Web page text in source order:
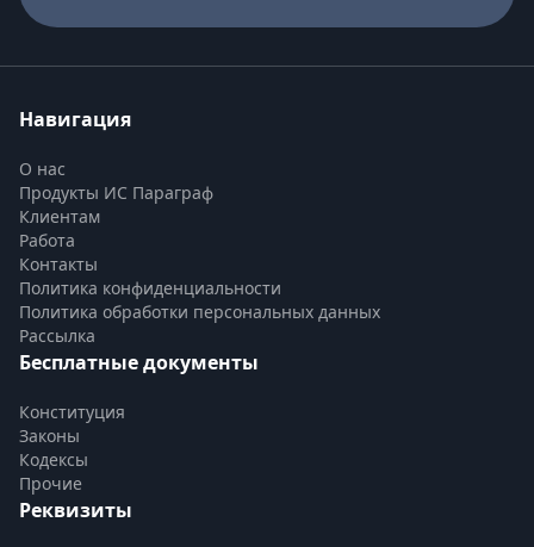
Навигация
О нас
Продукты ИС Параграф
Клиентам
Работа
Контакты
Политика конфиденциальности
Политика обработки персональных данных
Рассылка
Бесплатные документы
Конституция
Законы
Кодексы
Прочие
Реквизиты